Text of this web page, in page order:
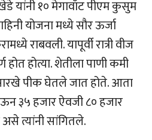
यांनी १० मेगावॉट पीएम कुसुम
योजना मध्ये सौर ऊर्जा
राबवली. यापूर्वी रात्री वीज
होत्या. शेतीला पाणी कमी
पीक घेतले जात होते. आता
३५ हजार ऐवजी ८० हजार
त्यांनी सांगितले.